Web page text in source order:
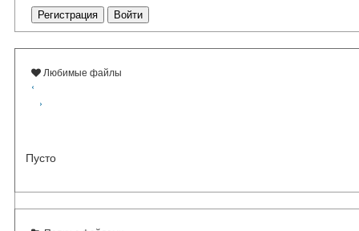
Регистрация Войти
Любимые файлы
‹
›
Пусто